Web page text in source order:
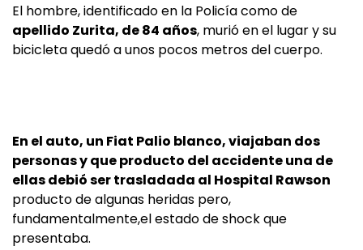
El hombre, identificado en la Policía como de
apellido Zurita, de 84 años, murió en el lugar y su
bicicleta quedó a unos pocos metros del cuerpo.
En el auto, un Fiat Palio blanco, viajaban dos
personas y que producto del accidente una de
ellas debió ser trasladada al Hospital Rawson
producto de algunas heridas pero,
fundamentalmente,el estado de shock que
presentaba.